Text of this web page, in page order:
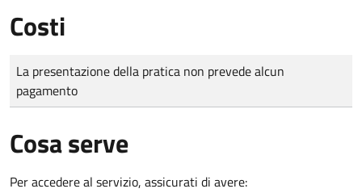
Costi
Tipo di pagamento
Importo
La presentazione della pratica non prevede alcun
pagamento
Cosa serve
Per accedere al servizio, assicurati di avere: